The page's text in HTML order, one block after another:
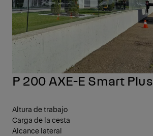
P 200 AXE-E Smart Plus
Altura de trabajo
Carga de la cesta
Alcance lateral